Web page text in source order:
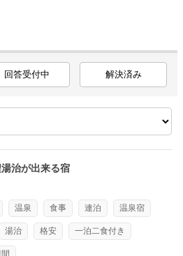
回答受付中 解決済み
治が出来る宿
温泉 食事 連泊 温泉宿
湯治 格安 一泊二食付き